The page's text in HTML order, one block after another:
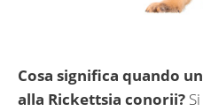
Cosa significa quando
alla Rickettsia conorii?